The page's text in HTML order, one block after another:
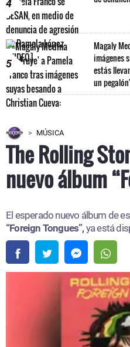
4
5
Magaly
imágenes
estás
un
MÚSICA
The Rolling
nuevo álbum
El esperado nuevo álbum de
“Foreign Tongues”,ya está